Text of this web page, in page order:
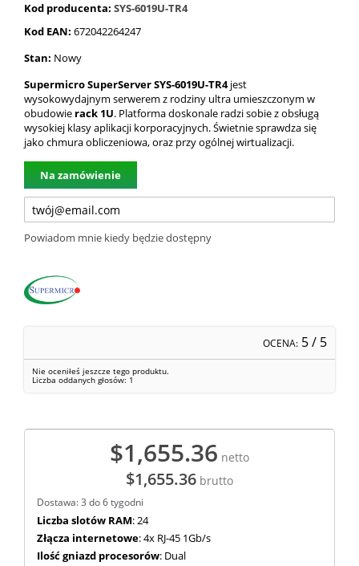
Kod producenta: SYS-6019U-TR4
Kod EAN: 672042264247
Stan: Nowy
Supermicro SuperServer SYS-6019U-TR4 jest
wysokowydajnym serwerem z rodziny ultra umieszczonym w
obudowie rack 1U. Platforma doskonale radzi sobie z obsługą
wysokiej klasy aplikacji korporacyjnych. Świetnie sprawdza się
jako chmura obliczeniowa, oraz przy ogólnej wirtualizacji.
Na zamówienie
Powiadom mnie kiedy będzie dostępny
OCENA: 5/ 5
Nie oceniłeś jeszcze tego produktu.
Liczba oddanych głosów: 1
$1,655.36 netto
$1,655.36 brutto
Dostawa: 3 do 6 tygodni
Liczba slotów RAM: 24
Złącza internetowe: 4x RJ-45 1Gb/s
Ilość gniazd procesorów: Dual